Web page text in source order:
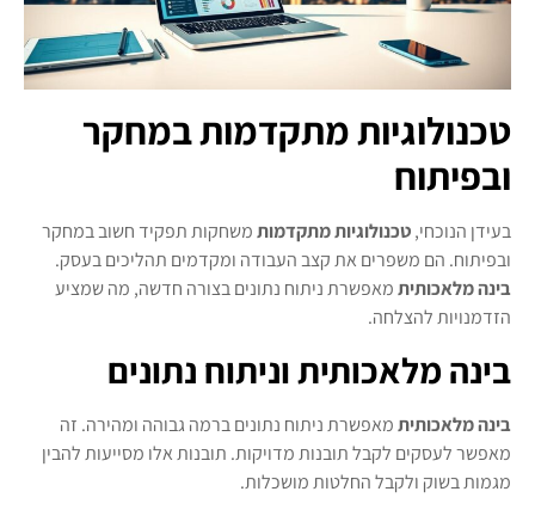
טכנולוגיות מתקדמות במחקר
ובפיתוח
בעידן הנוכחי,טכנולוגיות מתקדמותמשחקות תפקיד חשוב במחקר
ובפיתוח. הם משפרים את קצב העבודה ומקדמים תהליכים בעסק.
בינה מלאכותיתמאפשרת ניתוח נתונים בצורה חדשה, מה שמציע
הזדמנויות להצלחה.
בינה מלאכותית וניתוח נתונים
בינה מלאכותיתמאפשרת ניתוח נתונים ברמה גבוהה ומהירה. זה
מאפשר לעסקים לקבל תובנות מדויקות. תובנות אלו מסייעות להבין
מגמות בשוק ולקבל החלטות מושכלות.